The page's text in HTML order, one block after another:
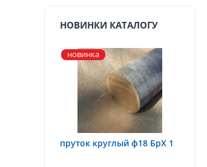
НОВИНКИ КАТАЛОГУ
новинка
пруток круглый ф18 БрХ 1